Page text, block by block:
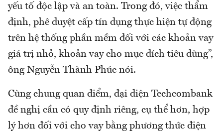
yếu tố độc lập và an toàn. Trong đó, việc thẩm
định, phê duyệt cấp tín dụng thực hiện tự động
trên hệ thống phần mềm đối với các khoản vay
giá trị nhỏ, khoản vay cho mục đích tiêu dùng”,
ông Nguyễn Thành Phúc nói.
Cùng chung quan điểm, đại diện Techcombank
đề nghị cần có quy định riêng, cụ thể hơn, hợp
lý hơn đối với cho vay bằng phương thức điện